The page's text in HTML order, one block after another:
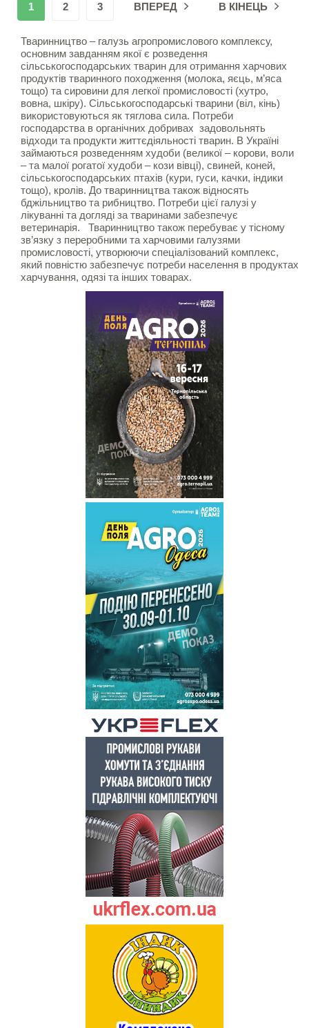
1 2 3 ВПЕРЕД В КІНЕЦЬ
Тваринництво – галузь агропромислового комплексу,
основним завданням якої є розведення
сільськогосподарських тварин для отримання харчових
продуктів тваринного походження (молока, яєць, м’яса
тощо) та сировини для легкої промисловості (хутро,
вовна, шкіру). Сільськогосподарські тварини (віл, кінь)
використовуються як тяглова сила. Потреби
господарства в органічних добривах задовольнять
відходи та продукти життєдіяльності тварин. В Україні
займаються розведенням худоби (великої – корови, воли
– та малої рогатої худоби – кози вівці), свиней, коней,
сільськогосподарських птахів (кури, гуси, качки, індики
тощо), кролів. До тваринництва також відносять
бджільництво та рибництво. Потреби цієї галузі у
лікуванні та догляді за тваринами забезпечує
ветеринарія. Тваринництво також перебуває у тісному
зв’язку з переробними та харчовими галузями
промисловості, утворюючи спеціалізований комплекс,
який повністю забезпечує потреби населення в продуктах
харчування, одязі та інших товарах.